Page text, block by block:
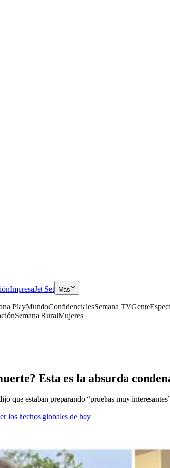
ImpresaJet Set Más
PlayMundoConfidencialesSemana TVGente
Semana RuralMujeres
Esta es la absurda
que estaban preparando “pruebas muy
los hechos globales de hoy